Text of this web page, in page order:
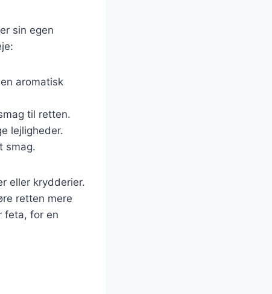
sin egen
aromatisk
til retten.
lejligheder.
smag.
eller krydderier.
retten mere
feta, for en